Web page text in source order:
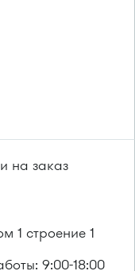
на заказ
1 строение 1
9:00-18:00